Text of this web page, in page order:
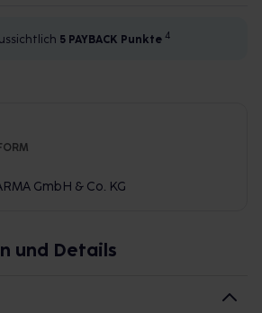
5 PAYBACK Punkte 4
GmbH & Co. KG
und Details